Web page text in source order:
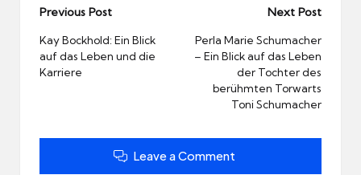
Post
navigation
Previous Post
Kay Bockhold: Ein Blick
auf das Leben und die
Karriere
Next Post
Perla Marie Schumacher
– Ein Blick auf das Leben
der Tochter des
berühmten Torwarts
Toni Schumacher
Leave a Comment